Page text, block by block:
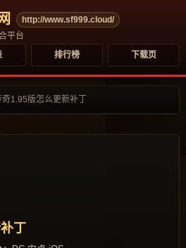
http://www.sf999.cloud/
平台
排行榜 下载页
奇1.95版怎么更新补丁
丁